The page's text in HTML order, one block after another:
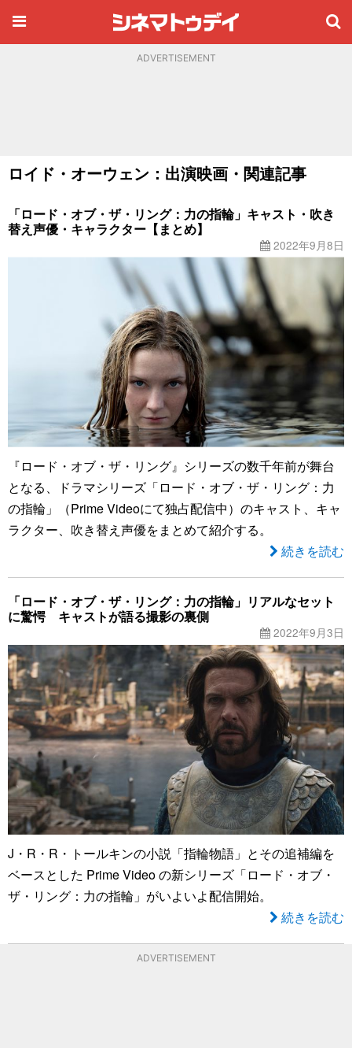
ADVERTISEMENT
ロイド・オーウェン：出演映画・関連記事
「ロード・オブ・ザ・リング：力の指輪」キャスト・吹き
替え声優・キャラクター【まとめ】
2022年9月8日
『ロード・オブ・ザ・リング』シリーズの数千年前が舞台
となる、ドラマシリーズ「ロード・オブ・ザ・リング：力
の指輪」（Prime Videoにて独占配信中）のキャスト、キャ
ラクター、吹き替え声優をまとめて紹介する。
続きを読む
「ロード・オブ・ザ・リング：力の指輪」リアルなセット
に驚愕 キャストが語る撮影の裏側
2022年9月3日
J・R・R・トールキンの小説「指輪物語」とその追補編を
ベースとした Prime Video の新シリーズ「ロード・オブ・
ザ・リング：力の指輪」がいよいよ配信開始。
続きを読む
ADVERTISEMENT